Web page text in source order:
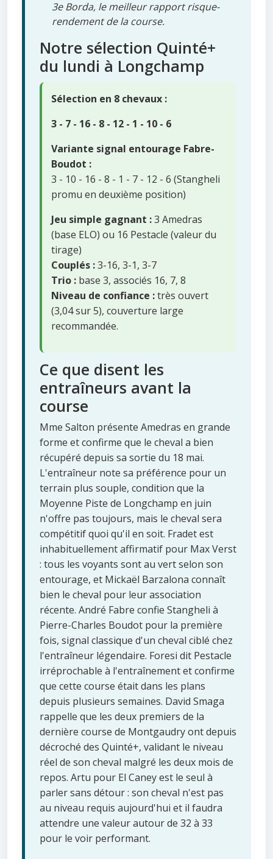
3e Borda, le meilleur rapport risque-
rendement de la course.
Notre sélection Quinté+
du lundi à Longchamp
Sélection en 8 chevaux :
3 - 7 - 16 - 8 - 12 - 1 - 10 - 6
Variante signal entourage Fabre-
Boudot :
3 - 10 - 16 - 8 - 1 - 7 - 12 - 6 (Stangheli
promu en deuxième position)
Jeu simple gagnant :3 Amedras
(base ELO) ou 16 Pestacle (valeur du
tirage)
Couplés :3-16, 3-1, 3-7
Trio : base 3, associés 16, 7, 8
Niveau de confiance :très ouvert
(3,04 sur 5), couverture large
recommandée.
Ce que disent les
entraîneurs avant la
course
Mme Salton présente Amedras en grande
forme et confirme que le cheval a bien
récupéré depuis sa sortie du 18 mai.
L'entraîneur note sa préférence pour un
terrain plus souple, condition que la
Moyenne Piste de Longchamp en juin
n'offre pas toujours, mais le cheval sera
compétitif quoi qu'il en soit. Fradet est
inhabituellement affirmatif pour Max Verst
: tous les voyants sont au vert selon son
entourage, et Mickaël Barzalona connaît
bien le cheval pour leur association
récente. André Fabre confie Stangheli à
Pierre-Charles Boudot pour la première
fois, signal classique d'un cheval ciblé chez
l'entraîneur légendaire. Foresi dit Pestacle
irréprochable à l'entraînement et confirme
que cette course était dans les plans
depuis plusieurs semaines. David Smaga
rappelle que les deux premiers de la
dernière course de Montgaudry ont depuis
décroché des Quinté+, validant le niveau
réel de son cheval malgré les deux mois de
repos. Artu pour El Caney est le seul à
parler sans détour : son cheval n'est pas
au niveau requis aujourd'hui et il faudra
attendre une valeur autour de 32 à 33
pour le voir performant.